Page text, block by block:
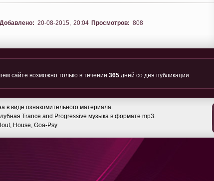
Добавлено: 20-08-2015, 20:04 Просмотров: 808
сайте возможно только в течении 365 дней со дня публикации.
в виде ознакомительного материала.
Trance and Progressive музыка в формате mp3.
House, Goa-Psy